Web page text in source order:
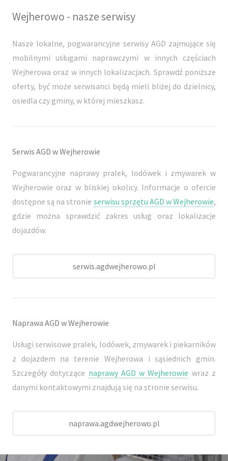
Wejherowo - nasze serwisy
Nasze lokalne, pogwarancyjne serwisy AGD zajmujące się
mobilnymi usługami naprawczymi w innych częściach
Wejherowa oraz w innych lokalizacjach. Sprawdź poniższe
oferty, być może serwisanci będą mieli bliżej do dzielnicy,
osiedla czy gminy, w której mieszkasz.
Serwis AGD w Wejherowie
Pogwarancyjne naprawy pralek, lodówek i zmywarek w
Wejherowie oraz w bliskiej okolicy. Informacje o ofercie
dostępne są na stronie serwisu sprzętu AGD w Wejherowie,
gdzie można sprawdzić zakres usług oraz lokalizacje
dojazdów.
serwis.agdwejherowo.pl
Naprawa AGD w Wejherowie
Usługi serwisowe pralek, lodówek, zmywarek i piekarników
z dojazdem na terenie Wejherowa i sąsiednich gmin.
Szczegóły dotyczące naprawy AGD w Wejherowie wraz z
danymi kontaktowymi znajdują się na stronie serwisu.
naprawa.agdwejherowo.pl